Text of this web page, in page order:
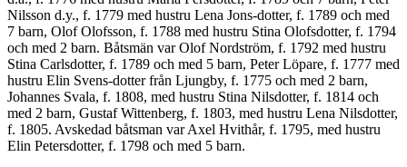
Nilsson d.y., f. 1779 med hustru Lena Jons-dotter, f. 1789 och med
7 barn, Olof Olofsson, f. 1788 med hustru Stina Olofsdotter, f. 1794
och med 2 barn. Båtsmän var Olof Nordström, f. 1792 med hustru
Stina Carlsdotter, f. 1789 och med 5 barn, Peter Löpare, f. 1777 med
hustru Elin Svens-dotter från Ljungby, f. 1775 och med 2 barn,
Johannes Svala, f. 1808, med hustru Stina Nilsdotter, f. 1814 och
med 2 barn, Gustaf Wittenberg, f. 1803, med hustru Lena Nilsdotter,
f. 1805. Avskedad båtsman var Axel Hvithår, f. 1795, med hustru
Elin Petersdotter, f. 1798 och med 5 barn.